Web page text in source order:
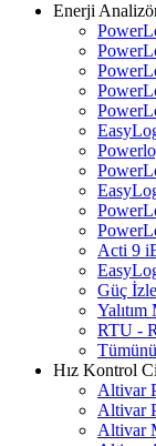
Enerji
Acti 9
Güç
RTU -
Hız Kontrol
Altivar
Altivar
Altivar